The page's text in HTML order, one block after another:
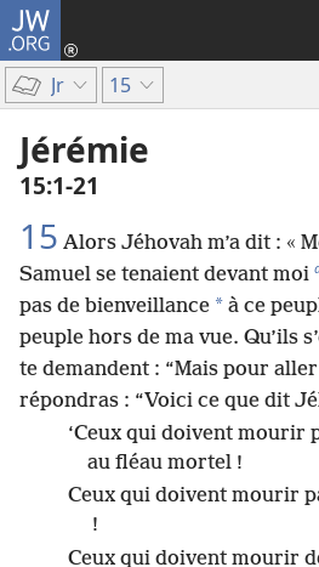
JW.ORG
Jr 15
Jérémie
15​:​1-21
15 Alors Jéhovah m’a dit : «
Samuel se tenaient devant moi
pas de bienveillance * à ce
peuple hors de ma vue. Qu’ils
te demandent : “Mais pour
répondras : “Voici ce que dit
‘Ceux qui doivent mourir
au fléau mortel !
Ceux qui doivent mourir
!
Ceux qui doivent mourir